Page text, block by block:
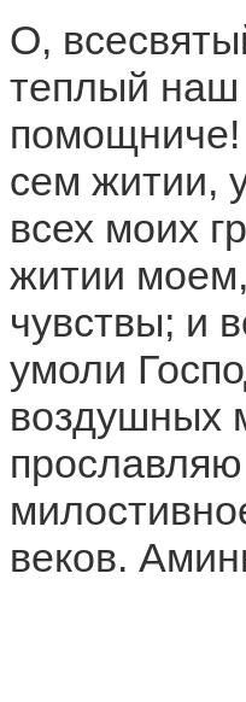
О,
теплый наш
сем житии,
всех моих
житии
чувствы; и
умоли
воздушных
веков.